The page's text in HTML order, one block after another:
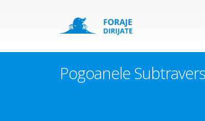
Pogoanele